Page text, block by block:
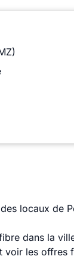
locaux de
dans la
voir les offres